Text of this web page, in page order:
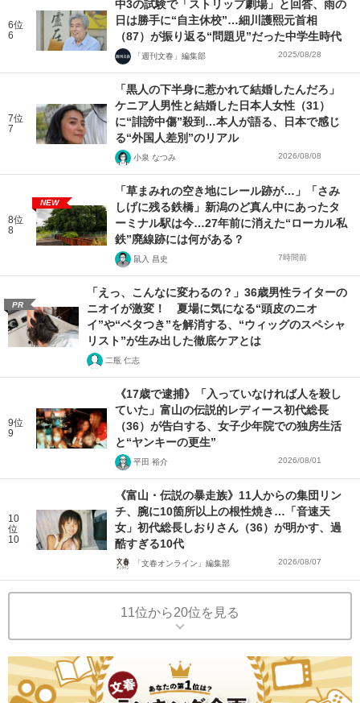
6位
6
中3の試験で「ストリップ劇場」と回答、雨の
日は勝手に“自主休校”…細川護熙元首相
（87）が振り返る“問題児”だった中学生時代
「週刊文春」編集部 2025/08/28
7位
7
「黒人の下半身に惹かれて結婚したんだろ」
ケニア人男性と結婚した日本人女性（31）
に“誹謗中傷”殺到…本人が語る、日本で感じ
る“外国人差別”のリアル
小泉 なつみ 2026/08/08
8位
8
NEW
「草まみれの空き地にレール跡が…」「さみ
しげに残る鉄橋」新潟のど真ん中にあったタ
ーミナル駅は今…27年前に消えた“ローカル私
鉄”廃線跡には何がある？
鼠入 昌史 7時間前
PR
「えっ、こんなに変わるの？」36歳男性ライターの
ニオイが激変！ 夏場に気になる“頭皮のニオ
イ”や“ベタつき”を解消する、“ウィッグのスペシャ
リスト”が生み出した徹底ケアとは
二瓶 仁志
9位
9
《17歳で逮捕》「入っていなければ人を殺し
ていた」富山の伝説的レディース初代総長
（36）が告白する、女子少年院での独房生活
と“ヤンキーの更生”
平田 裕介 2026/08/01
10
位
10
《富山・伝説の暴走族》11人からの集団リン
チ、腕に10箇所以上の根性焼き…「音速天
女」初代総長しおりさん（36）が明かす、過
酷すぎる10代
「文春オンライン」編集部 2026/08/07
11位から20位を見る